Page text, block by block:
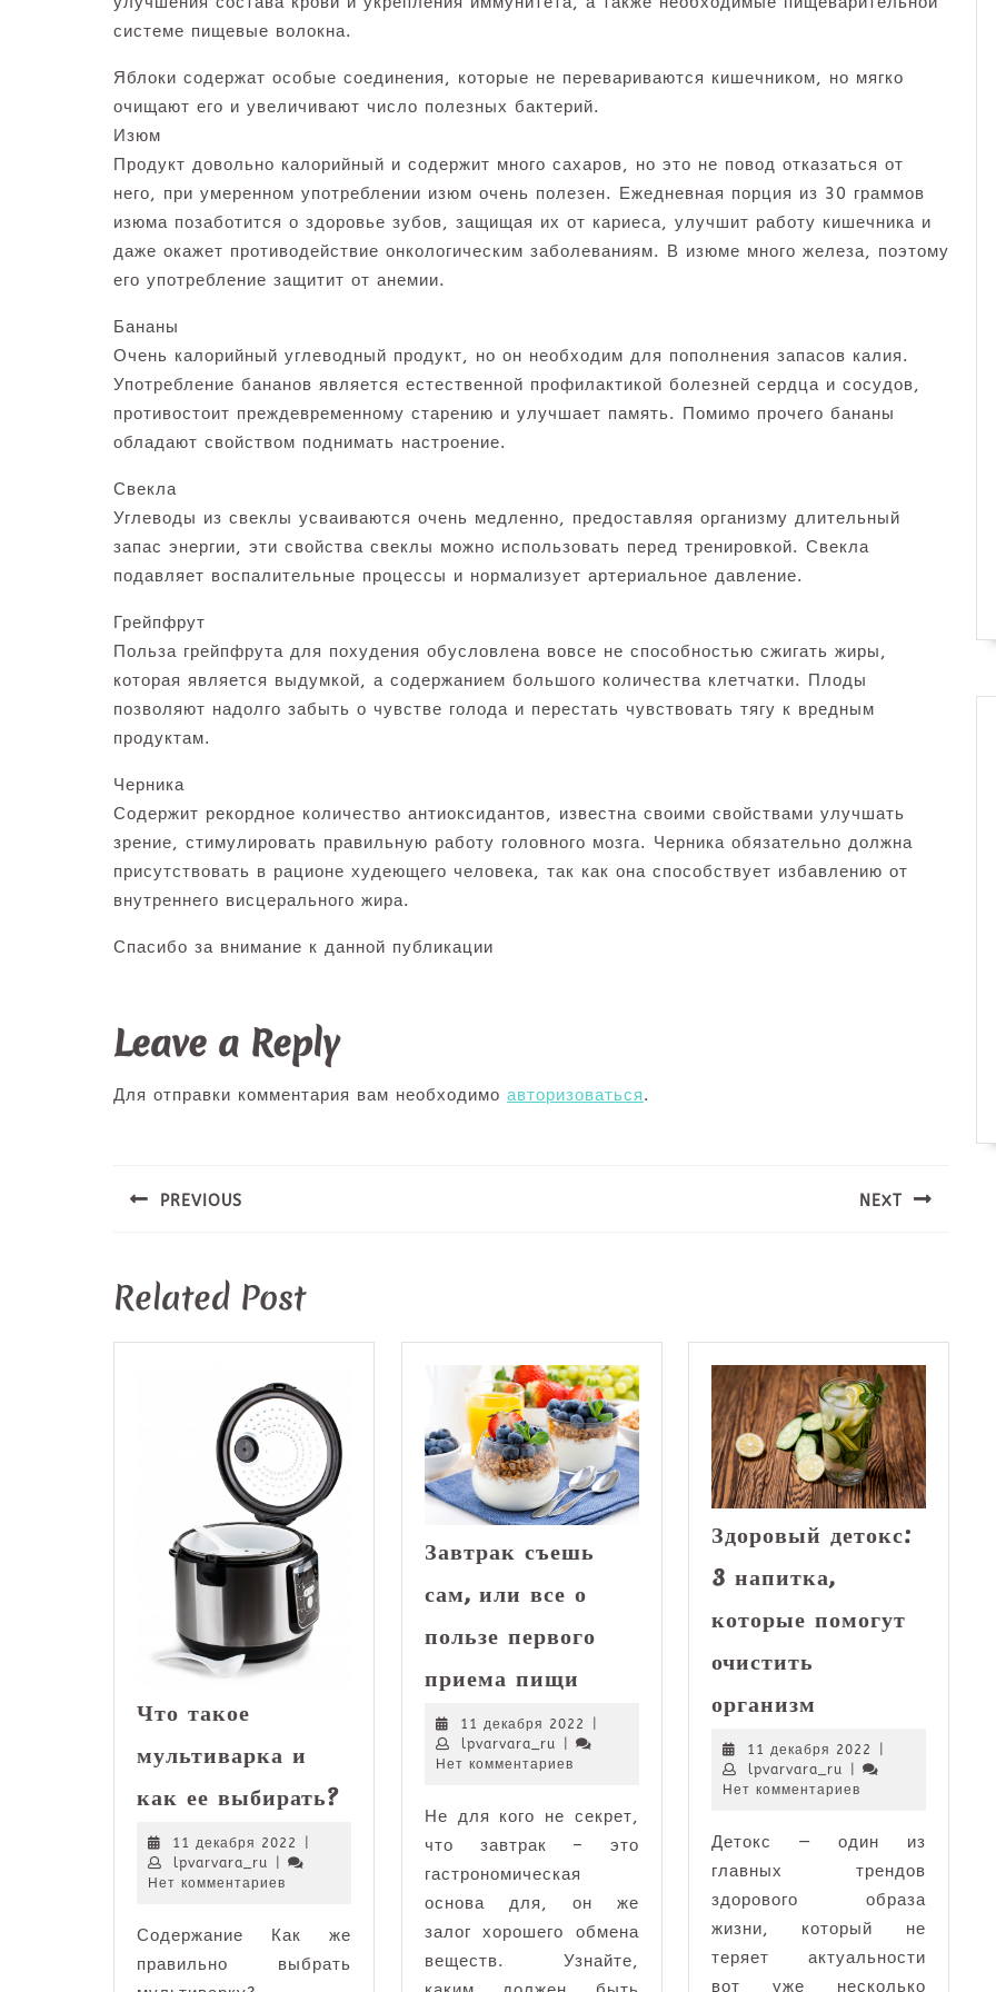
системе пищевые волокна.
Яблоки содержат особые соединения, которые не перевариваются кишечником, но мягко
очищают его и увеличивают число полезных бактерий.
Изюм
Продукт довольно калорийный и содержит много сахаров, но это не повод отказаться от
него, при умеренном употреблении изюм очень полезен. Ежедневная порция из 30 граммов
изюма позаботится о здоровье зубов, защищая их от кариеса, улучшит работу кишечника и
даже окажет противодействие онкологическим заболеваниям. В изюме много железа, поэтому
его употребление защитит от анемии.
Бананы
Очень калорийный углеводный продукт, но он необходим для пополнения запасов калия.
Употребление бананов является естественной профилактикой болезней сердца и сосудов,
противостоит преждевременному старению и улучшает память. Помимо прочего бананы
обладают свойством поднимать настроение.
Свекла
Углеводы из свеклы усваиваются очень медленно, предоставляя организму длительный
запас энергии, эти свойства свеклы можно использовать перед тренировкой. Свекла
подавляет воспалительные процессы и нормализует артериальное давление.
Грейпфрут
Польза грейпфрута для похудения обусловлена вовсе не способностью сжигать жиры,
которая является выдумкой, а содержанием большого количества клетчатки. Плоды
позволяют надолго забыть о чувстве голода и перестать чувствовать тягу к вредным
продуктам.
Черника
Содержит рекордное количество антиоксидантов, известна своими свойствами улучшать
зрение, стимулировать правильную работу головного мозга. Черника обязательно должна
присутствовать в рационе худеющего человека, так как она способствует избавлению от
внутреннего висцерального жира.
Спасибо за внимание к данной публикации
Leave a Reply
Для отправки комментария вам необходимо авторизоваться.
по
PREVIOUS NEXT
Related Post
Что такое
мультиварка и
как ее выбирать?Что
мультиварка
выбирать?
11 декабря 2022
декабря
lpvarvara_ru lpvarvara_ru
Нет комментариев
Содержание Как же
правильно выбрать
Завтрак съешь
сам, или все о
пользе первого
приема пищи
сам,
или
пользе
первого
приема
пищи
11 декабря 2022
декабря
lpvarvara_rulpvarvara_ru
Нет комментариев
Не для кого не секрет,
что завтрак – это
гастрономическая
основа для, он же
залог хорошего обмена
веществ. Узнайте,
Здоровый детокс:
3 напитка,
которые помогут
очистить
организм
3
напитка,
которые
очистить
организм
11 декабря 2022
декабря
lpvarvara_ru lpvarvara_ru
Нет комментариев
Детокс — один из
главных трендов
здорового образа
жизни, который не
теряет актуальности
вот уже несколько